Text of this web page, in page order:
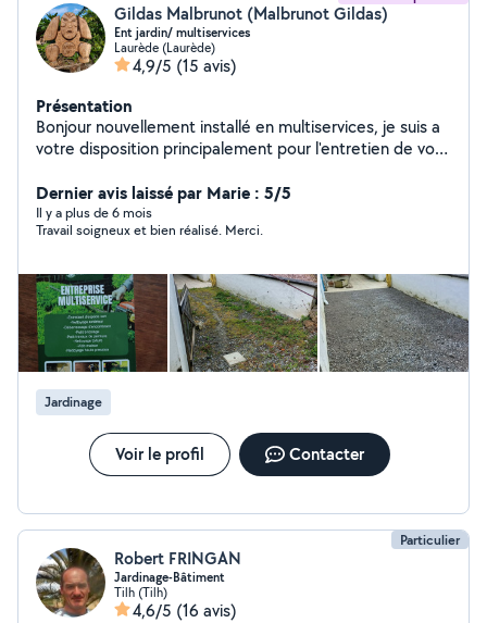
Gildas Malbrunot (Malbrunot Gildas)
Ent jardin/ multiservices
Laurède (Laurède)
4,9/5 (15 avis)
Présentation
Bonjour nouvellement installé en multiservices, je suis a
votre disposition principalement pour l'entretien de vos
travaux et debarassage d'encombrants.
Dernier avis laissé par Marie : 5/5
Il y a plus de 6 mois
Travail soigneux et bien réalisé. Merci.
Jardinage
Voir le profil Contacter
Particulier
Robert FRINGAN
Jardinage-Bâtiment
Tilh (Tilh)
4,6/5 (16 avis)